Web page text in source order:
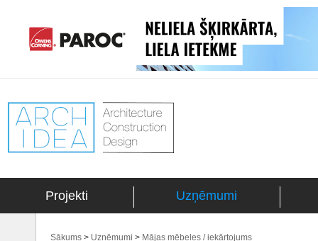
Projekti Uzņēmumi
Sākums > Uzņēmumi > Mājas mēbeles / iekārtojums